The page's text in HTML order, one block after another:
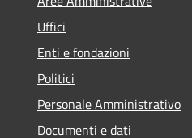
Uffici
Enti e fondazioni
Politici
Personale Amministrativo
Documenti e dati